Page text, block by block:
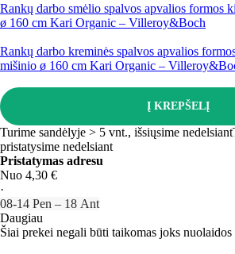
Rankų darbo smėlio spalvos apvalios formos
ø 160 cm Kari Organic – Villeroy&Boch
Rankų darbo kreminės spalvos apvalios
mišinio ø 160 cm Kari Organic –
Į KREPŠELĮ
Turime sandėlyje > 5 vnt., išsiųsime nedelsiant
pristatysime nedelsiant
Pristatymas adresu
Nuo 4,30 €
·
08‑14 Pen – 18 Ant
Daugiau
Šiai prekei negali būti taikomas joks nuolaidos